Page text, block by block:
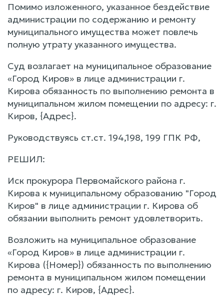
Помимо изложенного, указанное бездействие
администрации по содержанию и ремонту
муниципального имущества может повлечь
полную утрату указанного имущества.
Суд возлагает на муниципальное образование
«Город Киров» в лице администрации г.
Кирова обязанность по выполнению ремонта в
муниципальном жилом помещении по адресу: г.
Киров, {Адрес}.
Руководствуясь ст.ст. 194,198, 199 ГПК РФ,
РЕШИЛ:
Иск прокурора Первомайского района г.
Кирова к муниципальному образованию "Город
Киров" в лице администрации г. Кирова об
обязании выполнить ремонт удовлетворить.
Возложить на муниципальное образование
«Город Киров» в лице администрации г.
Кирова ({Номер}) обязанность по выполнению
ремонта в муниципальном жилом помещении
по адресу: г. Киров, {Адрес}.